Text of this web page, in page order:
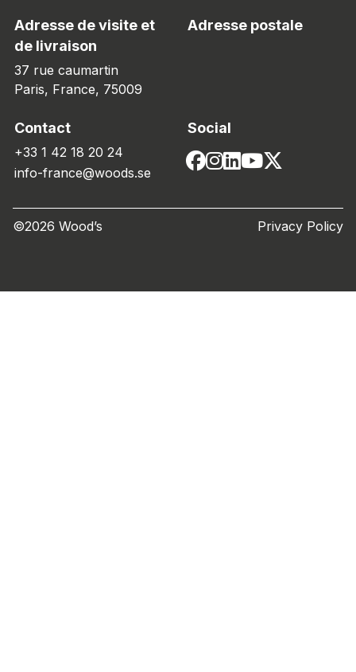
Adresse de visite et
de livraison
37 rue caumartin
Paris, France, 75009
Adresse postale
Contact
+33 1 42 18 20 24
info-france@woods.se
Social
©2026 Wood’s Privacy Policy